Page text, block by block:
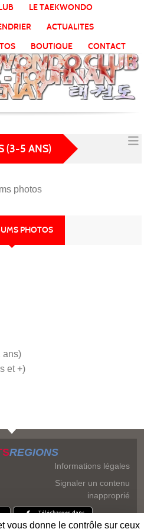
LE TAEKWONDO
ACTUALITES
BOUTIQUE CONTACT
(3-5 ANS)
photos
PHOTOS
ans)
et +)
REGIONS
Informations légales
Signaler un contenu
inapproprié
vous donne le contrôle sur ceux